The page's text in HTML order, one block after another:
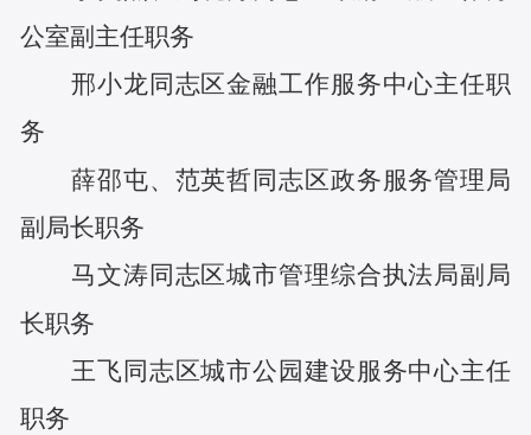
公室副主任职务
邢小龙 同志区金融工作服务中心主任职
务
薛邵屯、 范英哲 同志区政务服务管理局
副局长职务
马文涛 同志区城市管理综合执法局副局
长职务
王飞 同志区城市公园建设服务中心主任
职务